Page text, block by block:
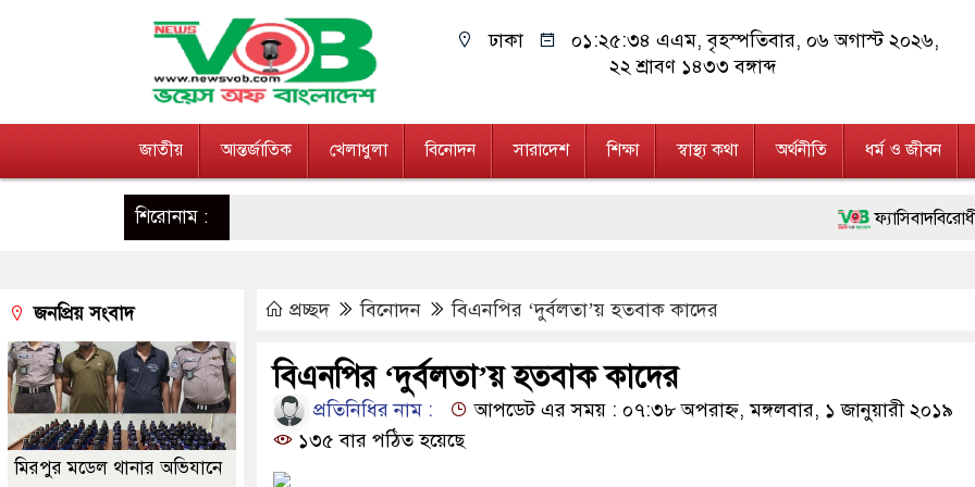
ঢাকা ০১:২৫:৩৪ এএম, বৃহস্পতিবার, ০৬ অগাস্ট ২০২৬,
২২ শ্রাবণ ১৪৩৩ বঙ্গাব্দ
জাতীয় আন্তর্জাতিক খেলাধুলা বিনোদন সারাদেশ শিক্ষা স্বাস্থ্য কথা অর্থনীতি ধর্ম ও জীবন
শিরোনাম : ফ্যাসিবাদবিরোধী আন্দোলনে
জনগণ পরিবর্তন চেয়েছে
২৮ লাখ টাকার জাল
নেতৃত্ব ও গণতন্ত্রের মূর্তমান
অবৈধ বিদেশি পিস্তল,
প্রচ্ছদ বিনোদন বিএনপির ‘দুর্বলতা’য় হতবাক কাদের
বিএনপির ‘দুর্বলতা’য় হতবাক কাদের
প্রতিনিধির নাম :
আপডেট এর সময় : ০৭:৩৮ অপরাহ্ন, মঙ্গলবার, ১ জানুয়ারী ২০১৯
১৩৫ বার পঠিত হয়েছে
জনপ্রিয় সংবাদ
মিরপুর মডেল থানার অভিযানে